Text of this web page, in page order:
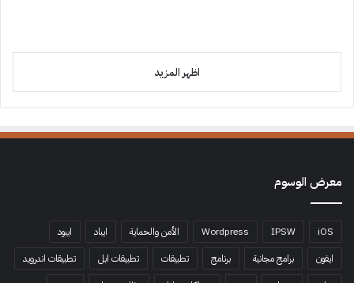
اظهر المزيد
معرض الوسوم
iOS
IPSW
Wordpress الأمن والحماية ايباد
ايبود
ايفون
برامج مجانية برنامج تطبيقات تطبيقات ابل
تطبيقات اندرويد